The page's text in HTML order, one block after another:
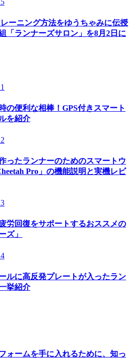
ーニング方法をゆうちゃみに伝授
「ランナーズサロン」を8月2日に
の便利な相棒！GPS付きスマート
を紹介
ったランナーのためのスマートウ
Pro」の機能説明と実機レビ
労回復をサポートするおススメの
ズ」
ルに高反発プレートが入ったラン
挙紹介
ォームを手に入れるために、知っ